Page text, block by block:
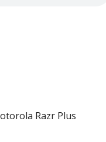
Razr Plus